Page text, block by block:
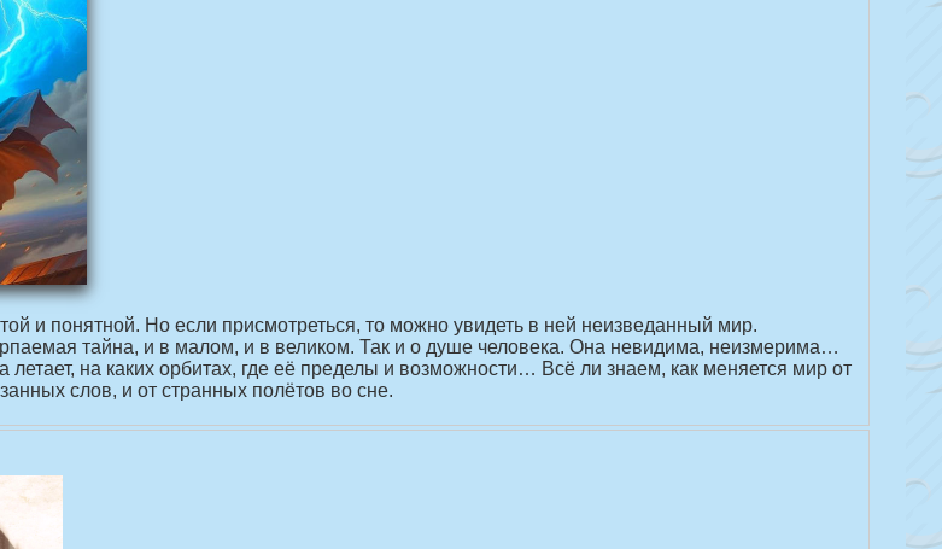
и понятной. Но если присмотреться, то можно увидеть в ней неизведанный мир.
тайна, и в малом, и в великом. Так и о душе человека. Она невидима, неизмерима…
летает, на каких орбитах, где её пределы и возможности… Всё ли знаем, как меняется мир от
слов, и от странных полётов во сне.